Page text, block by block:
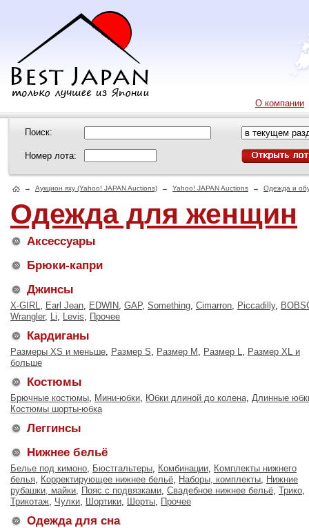
О компании
Поиск:
Номер лота:
→ Аукцион яху (Yahoo! JAPAN Auctions) → Yahoo! JAPAN Auctions → Одежда и
Одежда для женщин
Аксессуары
Брюки-капри
Джинсы
X-GIRL, Earl Jean, EDWIN, GAP, Something, Cimarron, Piccadilly,
Wrangler, Li, Levis, Прочее
Кардиганы
Размеры XS и меньше, Размер S, Размер М , Размер L, Размер XL и
больше
Костюмы
Брючные костюмы, Мини-юбки, Юбки длиной до колена, Длинные
Костюмы шорты-юбка
Леггинсы
Нижнее бельё
Белье под кимоно, Бюстгальтеры, Комбинации, Комплекты нижнего
белья, Корректирующее нижнее бельё, Наборы, комплекты, Нижние
рубашки, майки, Пояс с подвязками, Свадебное нижнее бельё, Трико,
Трикотаж, Чулки, Шортики, Шорты, Прочее
Одежда для сна